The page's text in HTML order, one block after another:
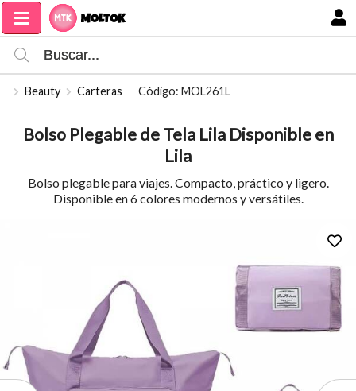
Compartir por email
Beauty Carteras Código: MOL261L
Bolso Plegable de Tela Lila Disponible en
Lila
Bolso plegable para viajes. Compacto, práctico y ligero.
Disponible en 6 colores modernos y versátiles.